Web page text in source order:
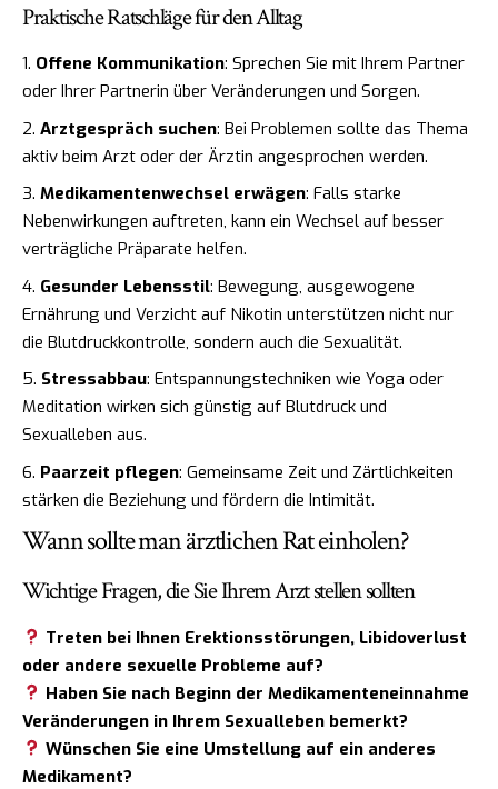
Praktische Ratschläge für den Alltag
Offene Kommunikation: Sprechen Sie mit Ihrem Partner
oder Ihrer Partnerin über Veränderungen und Sorgen.
Arztgespräch suchen: Bei Problemen sollte das Thema
aktiv beim Arzt oder der Ärztin angesprochen werden.
Medikamentenwechsel erwägen: Falls starke
Nebenwirkungen auftreten, kann ein Wechsel auf besser
verträgliche Präparate helfen.
Gesunder Lebensstil: Bewegung, ausgewogene
Ernährung und Verzicht auf Nikotin unterstützen nicht nur
die Blutdruckkontrolle, sondern auch die Sexualität.
Stressabbau: Entspannungstechniken wie Yoga oder
Meditation wirken sich günstig auf Blutdruck und
Sexualleben aus.
Paarzeit pflegen: Gemeinsame Zeit und Zärtlichkeiten
stärken die Beziehung und fördern die Intimität.
Wann sollte man ärztlichen Rat einholen?
Wichtige Fragen, die Sie Ihrem Arzt stellen sollten
Treten bei Ihnen Erektionsstörungen, Libidoverlust
oder andere sexuelle Probleme auf?
Haben Sie nach Beginn der Medikamenteneinnahme
Veränderungen in Ihrem Sexualleben bemerkt?
Wünschen Sie eine Umstellung auf ein anderes
Medikament?